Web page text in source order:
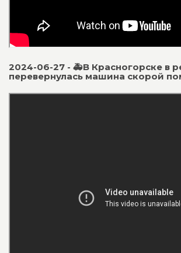
2024-06-27 - 🚑В Красногорске в
перевернулась машина скорой